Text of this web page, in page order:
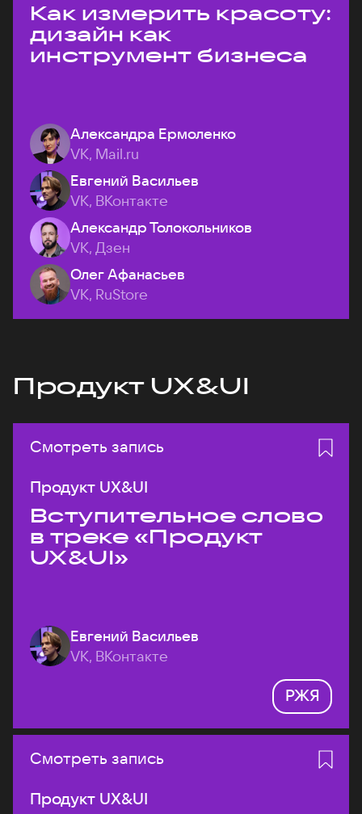
Как измерить красоту:
дизайн как
инструмент бизнеса
Александра Ермоленко
VK, Mail.ru
Евгений Васильев
VK, ВКонтакте
Александр Толокольников
VK, Дзен
Олег Афанасьев
VK, RuStore
Продукт UX&UI
Смотреть запись
Продукт UX&UI
Вступительное слово
в треке «Продукт
UX&UI»
Евгений Васильев
VK, ВКонтакте
РЖЯ
Смотреть запись
Продукт UX&UI